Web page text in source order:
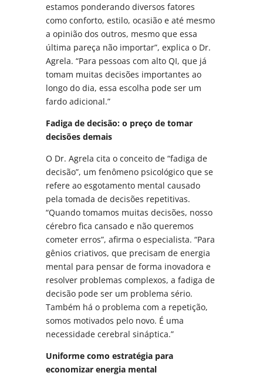
estamos ponderando diversos fatores
como conforto, estilo, ocasião e até mesmo
a opinião dos outros, mesmo que essa
última pareça não importar”, explica o Dr.
Agrela. “Para pessoas com alto QI, que já
tomam muitas decisões importantes ao
longo do dia, essa escolha pode ser um
fardo adicional.”
Fadiga de decisão: o preço de tomar
decisões demais
O Dr. Agrela cita o conceito de “fadiga de
decisão”, um fenômeno psicológico que se
refere ao esgotamento mental causado
pela tomada de decisões repetitivas.
“Quando tomamos muitas decisões, nosso
cérebro fica cansado e não queremos
cometer erros”, afirma o especialista. “Para
gênios criativos, que precisam de energia
mental para pensar de forma inovadora e
resolver problemas complexos, a fadiga de
decisão pode ser um problema sério.
Também há o problema com a repetição,
somos motivados pelo novo. É uma
necessidade cerebral sináptica.”
Uniforme como estratégia para
economizar energia mental